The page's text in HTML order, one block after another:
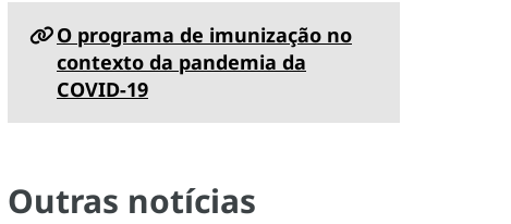
O programa de imunização no
contexto da pandemia da
COVID-19
Outras notícias